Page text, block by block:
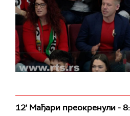
12' Мађари преокренули -